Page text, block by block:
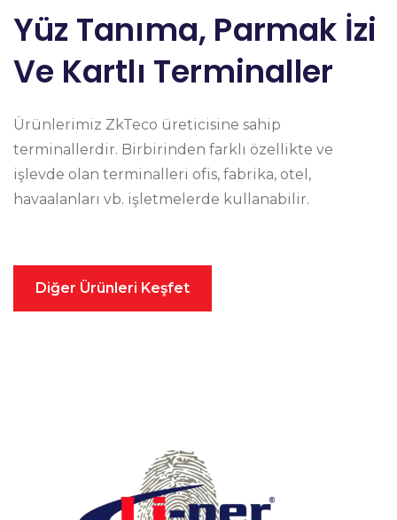
Yüz Tanıma, Parmak İzi
Ve Kartlı Terminaller
Ürünlerimiz ZkTeco üreticisine sahip
terminallerdir. Birbirinden farklı özellikte ve
işlevde olan terminalleri ofis, fabrika, otel,
havaalanları vb. işletmelerde kullanabilir.
Diğer Ürünleri Keşfet